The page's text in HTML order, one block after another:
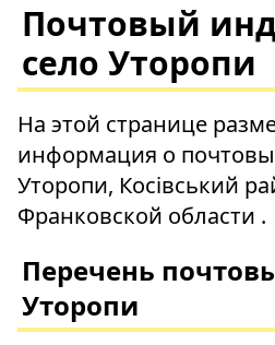
Почтовый
село Уторопи
На этой странице
информация о
Уторопи, Косівський
Франковской области .
Перечень
Уторопи